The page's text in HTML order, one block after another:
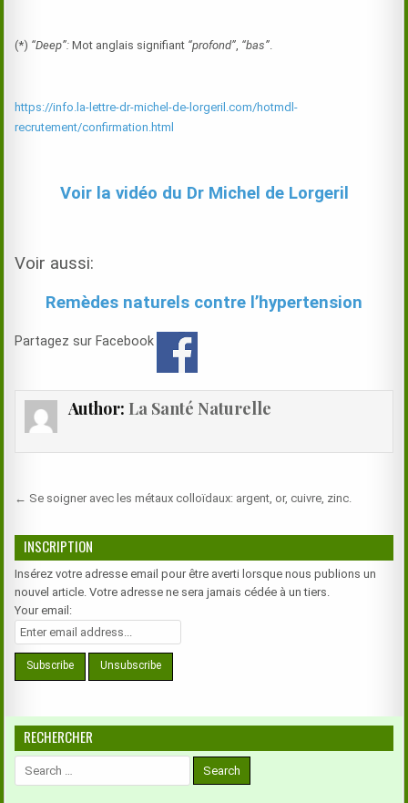
(*) “Deep”: Mot anglais signifiant “profond”, “bas”.
https://info.la-lettre-dr-michel-de-lorgeril.com/hotmdl-
recrutement/confirmation.html
Voir la vidéo du Dr Michel de Lorgeril
Voir aussi:
Remèdes naturels contre l’hypertension
Partagez sur Facebook
Author: La Santé Naturelle
Navigation
de
l’article
← Se soigner avec les métaux colloïdaux: argent, or, cuivre, zinc.
INSCRIPTION
Insérez votre adresse email pour être averti lorsque nous publions un
nouvel article. Votre adresse ne sera jamais cédée à un tiers.
Your email:
RECHERCHER